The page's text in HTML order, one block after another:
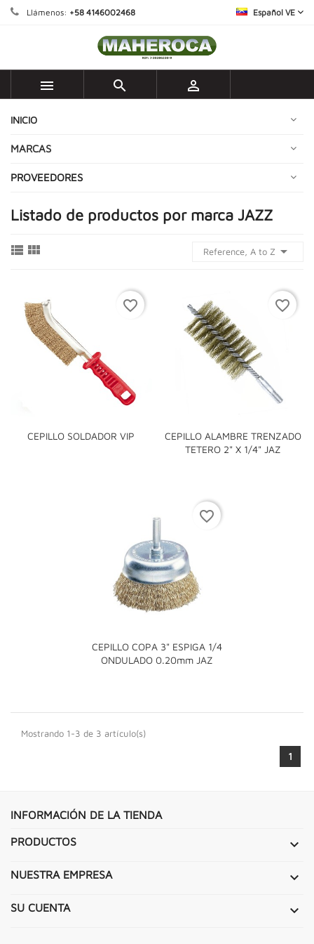
Llámenos: +58 4146002468 Español VE
  
INICIO
MARCAS
PROVEEDORES
Listado de productos por marca JAZZ
  Reference, A to Z 
CEPILLO SOLDADOR VIP
favorite_border
CEPILLO ALAMBRE TRENZADO
TETERO 2" X 1/4" JAZ
favorite_border
CEPILLO COPA 3" ESPIGA 1/4
ONDULADO 0.20mm JAZ
favorite_border
Mostrando 1-3 de 3 artículo(s)
1
INFORMACIÓN DE LA TIENDA
PRODUCTOS 
NUESTRA EMPRESA 
SU CUENTA 